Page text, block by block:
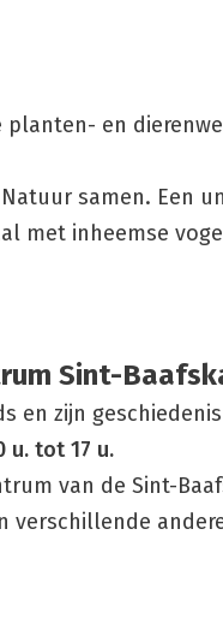
en
samen. Een
met inheemse
Sint-
en zijn geschiedenis
u. tot17 u.
van de Sint-
verschillende